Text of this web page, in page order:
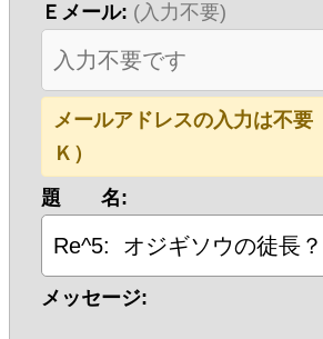
Ｅメール: (入力不要)
メールアドレスの入力は不要
Ｋ）
題 名:
メッセージ: